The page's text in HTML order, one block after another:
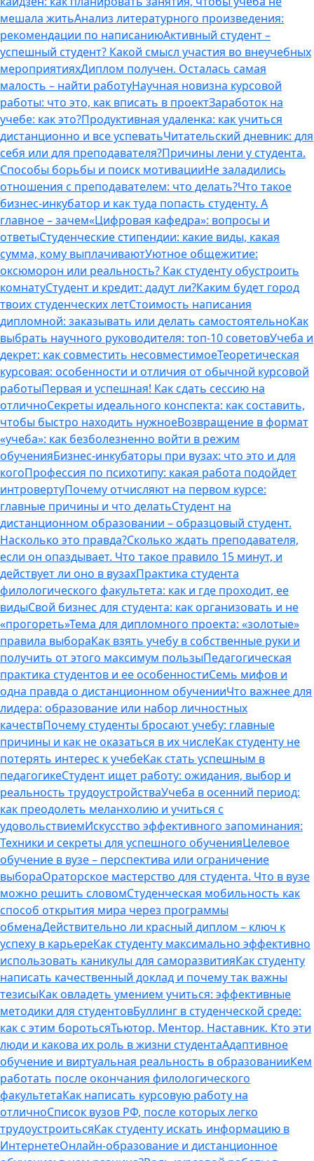
мешала житьАнализ литературного произведения:
рекомендации по написаниюАктивный студент –
успешный студент? Какой смысл участия во внеучебных
мероприятияхДиплом получен. Осталась самая
малость – найти работуНаучная новизна курсовой
работы: что это, как вписать в проектЗаработок на
учебе: как это?Продуктивная удаленка: как учиться
дистанционно и все успеватьЧитательский дневник: для
себя или для преподавателя?Причины лени у студента.
Способы борьбы и поиск мотивацииНе заладились
отношения с преподавателем: что делать?Что такое
бизнес-инкубатор и как туда попасть студенту. А
главное – зачем«Цифровая кафедра»: вопросы и
ответыСтуденческие стипендии: какие виды, какая
сумма, кому выплачиваютУютное общежитие:
оксюморон или реальность? Как студенту обустроить
комнатуСтудент и кредит: дадут ли?Каким будет город
твоих студенческих летСтоимость написания
дипломной: заказывать или делать самостоятельноКак
выбрать научного руководителя: топ-10 советовУчеба и
декрет: как совместить несовместимоеТеоретическая
курсовая: особенности и отличия от обычной курсовой
работыПервая и успешная! Как сдать сессию на
отличноСекреты идеального конспекта: как составить,
чтобы быстро находить нужноеВозвращение в формат
«учеба»: как безболезненно войти в режим
обученияБизнес-инкубаторы при вузах: что это и для
когоПрофессия по психотипу: какая работа подойдет
интровертуПочему отчисляют на первом курсе:
главные причины и что делатьСтудент на
дистанционном образовании – образцовый студент.
Насколько это правда?Сколько ждать преподавателя,
если он опаздывает. Что такое правило 15 минут, и
действует ли оно в вузахПрактика студента
филологического факультета: как и где проходит, ее
видыСвой бизнес для студента: как организовать и не
«прогореть»Тема для дипломного проекта: «золотые»
правила выбораКак взять учебу в собственные руки и
получить от этого максимум пользыПедагогическая
практика студентов и ее особенностиСемь мифов и
одна правда о дистанционном обученииЧто важнее для
лидера: образование или набор личностных
качествПочему студенты бросают учебу: главные
причины и как не оказаться в их числеКак студенту не
потерять интерес к учебеКак стать успешным в
педагогикеСтудент ищет работу: ожидания, выбор и
реальность трудоустройстваУчеба в осенний период:
как преодолеть меланхолию и учиться с
удовольствиемИскусство эффективного запоминания:
Техники и секреты для успешного обученияЦелевое
обучение в вузе – перспектива или ограничение
выбораОраторское мастерство для студента. Что в вузе
можно решить словомСтуденческая мобильность как
способ открытия мира через программы
обменаДействительно ли красный диплом – ключ к
успеху в карьереКак студенту максимально эффективно
использовать каникулы для саморазвитияКак студенту
написать качественный доклад и почему так важны
тезисыКак овладеть умением учиться: эффективные
методики для студентовБуллинг в студенческой среде:
как с этим боротьсяТьютор. Ментор. Наставник. Кто эти
люди и какова их роль в жизни студентаАдаптивное
обучение и виртуальная реальность в образованииКем
работать после окончания филологического
факультетаКак написать курсовую работу на
отличноСписок вузов РФ, после которых легко
трудоустроитьсяКак студенту искать информацию в
ИнтернетеОнлайн-образование и дистанционное